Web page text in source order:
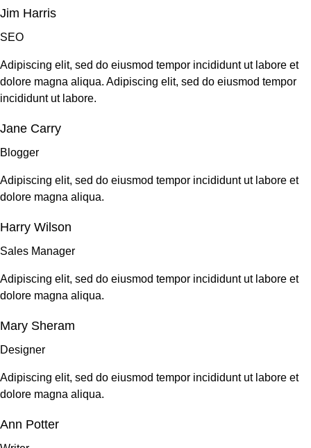
Jim Harris
SEO
Adipiscing elit, sed do eiusmod tempor incididunt ut labore et
dolore magna aliqua. Adipiscing elit, sed do eiusmod tempor
incididunt ut labore.
Jane Carry
Blogger
Adipiscing elit, sed do eiusmod tempor incididunt ut labore et
dolore magna aliqua.
Harry Wilson
Sales Manager
Adipiscing elit, sed do eiusmod tempor incididunt ut labore et
dolore magna aliqua.
Mary Sheram
Designer
Adipiscing elit, sed do eiusmod tempor incididunt ut labore et
dolore magna aliqua.
Ann Potter